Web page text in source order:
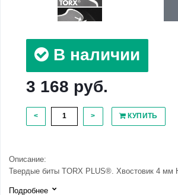
В наличии
3 168 руб.
< > КУПИТЬ
Описание:
Твердые биты TORX PLUS®. Хвостовик 4 мм
Подробнее